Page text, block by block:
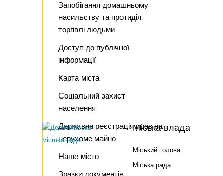
Запобігання домашньому
насильству та протидія
торгівлі людьми
Доступ до публічної
інформації
Карта міста
Соціальний захист
населення
Державна реєстрація прав на
нерухоме майно
Наше місто
Зразки документів
Міська влада
Міський голова
Міська рада